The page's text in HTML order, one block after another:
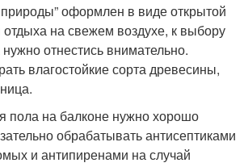
природы” оформлен в виде открытой
на свежем воздухе, к выбору
отнестись внимательно.
влагостойкие сорта древесины,
пола на балконе нужно хорошо
обрабатывать антисептиками
и антипиренами на случай